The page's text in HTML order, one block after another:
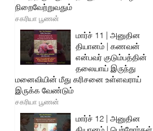
நிறைவேற்றுவதும்
சகரியா பூணன்
மார்ச் 11 | அனுதின
தியானம் | கணவன்
என்பவர் குடும்பத்தின்
தலையாய் இருந்து
மனைவியின் மீது கரிசனை உள்ளவராய்
இருக்க வேண்டும்
சகரியா பூணன்
மார்ச் 12 | அனுதின